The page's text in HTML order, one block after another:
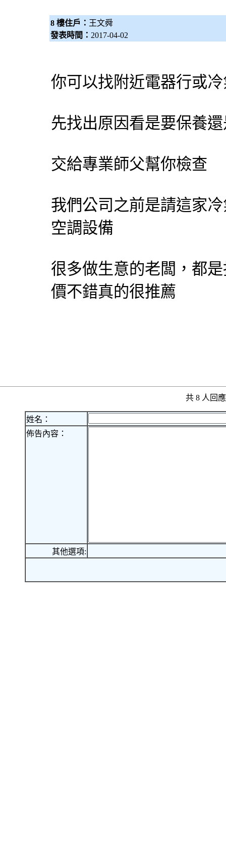
8 樓住戶： 王文舜
發表時間： 2017-04-02
你可以找附近電器行或
先找出原因看是要保養
交給專業師父幫你檢查
我們公司之前是請這家
空調設備
很多做生意的老闆，都
價不錯真的很推薦
共 8 人回
姓名：
佈告內容：
其他選項: